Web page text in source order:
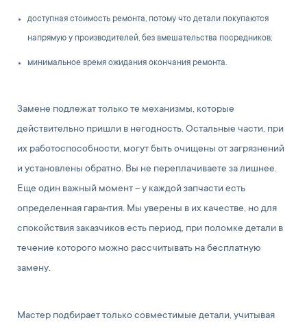
доступная стоимость ремонта, потому что детали покупаются
напрямую у производителей, без вмешательства посредников;
минимальное время ожидания окончания ремонта.
Замене подлежат только те механизмы, которые
действительно пришли в негодность. Остальные части, при
их работоспособности, могут быть очищены от загрязнений
и установлены обратно. Вы не переплачиваете за лишнее.
Еще один важный момент – у каждой запчасти есть
определенная гарантия. Мы уверены в их качестве, но для
спокойствия заказчиков есть период, при поломке детали в
течение которого можно рассчитывать на бесплатную
замену.
Мастер подбирает только совместимые детали, учитывая